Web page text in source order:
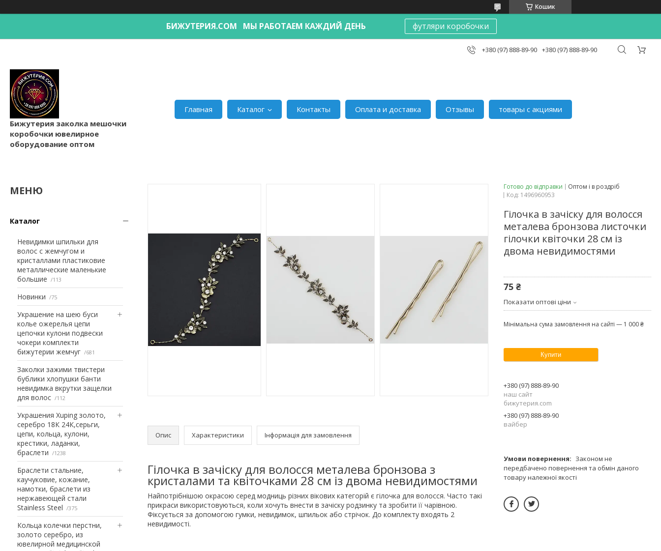
Кошик
БИЖУТЕРИЯ.COM МЫ РАБОТАЕМ КАЖДИЙ ДЕНЬ футляри коробочки
+380 (97) 888-89-90 +380 (97) 888-89-90
Бижутерия заколка мешочки
коробочки ювелирное
оборудование оптом
Главная Каталог Контакты Оплата и доставка Отзывы товары с акциями
Каталог
Невидимки шпильки для
волос с жемчугом и
кристаллами пластиковие
металлические маленькие
большие
113
Новинки 75
Украшение на шею буси
колье ожерелья цепи
цепочки кулони подвески
чокери комплекти
бижутерии жемчуг
681
Заколки зажими твистери
бублики хлопушки банти
невидимка вкрутки защелки
для волос
112
Украшения Xuping золото,
серебро 18К 24К,серьги,
цепи, кольца, кулони,
крестики, ладанки,
браслети
1238
Браслети стальние,
каучуковие, кожание,
намотки, браслети из
нержавеющей стали
Stainless Steel
375
Кольца колечки перстни,
золото серебро, из
ювелирной медицинской
Опис Характеристики Інформація для замовлення
Гілочка в зачіску для волосся металева бронзова з
кристалами та квіточками 28 см із двома невидимостями
Найпотрібнішою окрасою серед модниць різних вікових категорій є гілочка для волосся. Часто такі
прикраси використовуються, коли хочуть внести в зачіску родзинку та зробити її чарівною.
Фіксується за допомогою гумки, невидимок, шпильок або стрічок. До комплекту входять 2
невидимості.
Готово до відправки
Оптом і в роздріб
Код: 1496960953
Гілочка в зачіску для волосся
металева бронзова листочки
гілочки квіточки 28 см із
двома невидимостями
75 ₴
Показати оптові ціни
Мінімальна сума замовлення на сайті — 1 000 ₴
Купити
+380 (97) 888-89-90
наш сайт
бижутерия.com
+380 (97) 888-89-90
вайбер
Законом не
передбачено повернення та обмін даного
товару належної якості